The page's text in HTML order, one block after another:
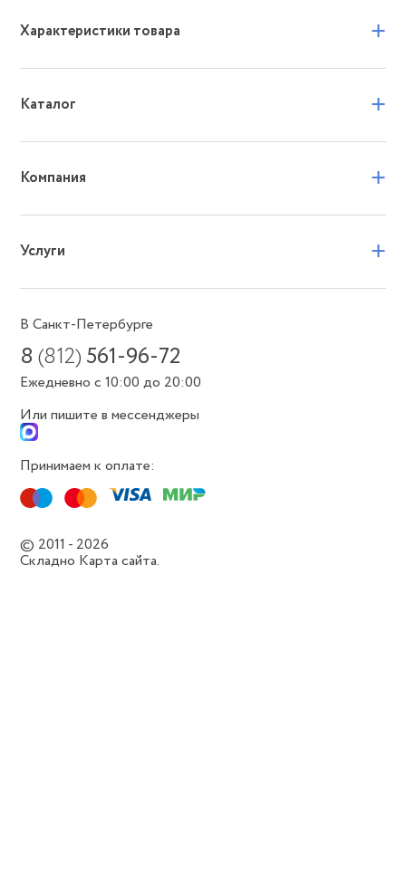
Характеристики товара +
Каталог +
Компания +
Услуги +
В Санкт-Петербурге
8(812) 561-96-72
Ежедневно с 10:00 до 20:00
Или пишите в мессенджеры
Принимаем к оплате:
© 2011 - 2026
Складно Карта сайта.